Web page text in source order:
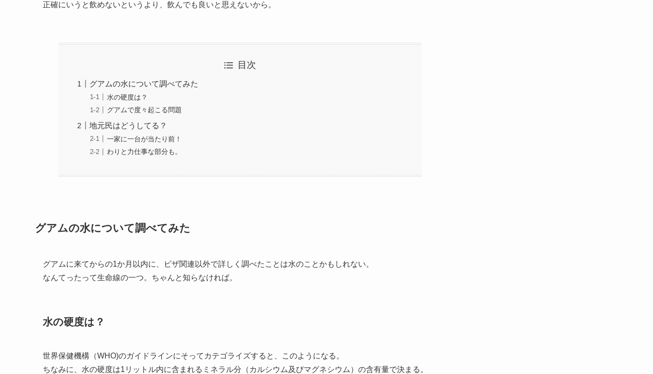
正確にいうと飲めないというより、飲んでも良いと思えないから。
目次
グアムの水について調べてみた
水の硬度は？
グアムで度々起こる問題
地元民はどうしてる？
一家に一台が当たり前！
わりと力仕事な部分も。
グアムの水について調べてみた
グアムに来てからの1か月以内に、ビザ関連以外で詳しく調べたことは水のことかもしれない。
なんてったって生命線の一つ。ちゃんと知らなければ。
水の硬度は？
世界保健機構（WHO)のガイドラインにそってカテゴライズすると、このようになる。
ちなみに、水の硬度は1リットル内に含まれるミネラル分（カルシウム及びマグネシウム）の含有量で決まる。